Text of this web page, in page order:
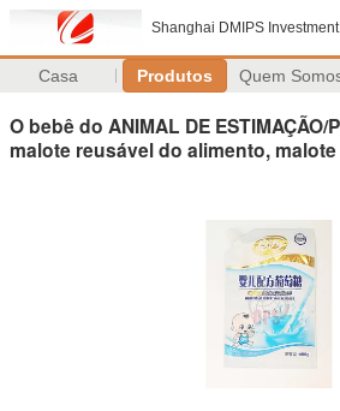
Shanghai DMIPS Investment
Casa Produtos Quem
O bebê do ANIMAL DE ESTIMAÇÃO/
malote reusável do alimento,